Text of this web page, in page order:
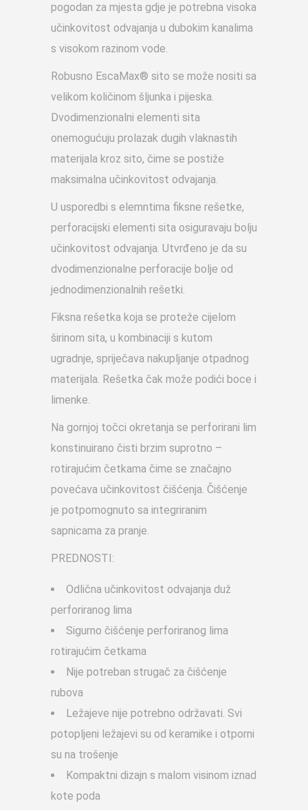
pogodan za mjesta gdje je potrebna visoka
učinkovitost odvajanja u dubokim kanalima
s visokom razinom vode.
Robusno EscaMax® sito se može nositi sa
velikom količinom šljunka i pijeska.
Dvodimenzionalni elementi sita
onemogućuju prolazak dugih vlaknastih
materijala kroz sito, čime se postiže
maksimalna učinkovitost odvajanja.
U usporedbi s elemntima fiksne rešetke,
perforacijski elementi sita osiguravaju bolju
učinkovitost odvajanja. Utvrđeno je da su
dvodimenzionalne perforacije bolje od
jednodimenzionalnih rešetki.
Fiksna rešetka koja se proteže cijelom
širinom sita, u kombinaciji s kutom
ugradnje, spriječava nakupljanje otpadnog
materijala. Rešetka čak može podići boce i
limenke.
Na gornjoj točci okretanja se perforirani lim
konstinuirano čisti brzim suprotno –
rotirajućim četkama čime se značajno
povećava učinkovitost čišćenja. Čišćenje
je potpomognuto sa integriranim
sapnicama za pranje.
PREDNOSTI:
Odlična učinkovitost odvajanja duž
perforiranog lima
Sigurno čišćenje perforiranog lima
rotirajućim četkama
Nije potreban strugač za čišćenje
rubova
Ležajeve nije potrebno održavati. Svi
potopljeni ležajevi su od keramike i otporni
su na trošenje
Kompaktni dizajn s malom visinom iznad
kote poda